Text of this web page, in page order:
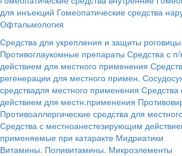
для инъекций Гомеопатические средства
Офтальмология
Средства для укрепления и защиты роговицы
Противоглаукомные препараты Средства с
действием для местного применения
регенерации для местного примен.
средствадля местного применения Средства
действием для местн.применения
Противоаллергические средства для
Средства с местноанестезирующим
применяемые при катаракте Мидриатики
Витамины. Поливитамины. Микроэлементы